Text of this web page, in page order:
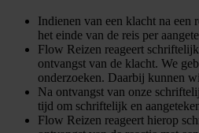
Indienen van een klacht na een
het einde van de reis per
Flow Reizen reageert
ontvangst van de klacht. We
onderzoeken. Daarbij kunnen
Na ontvangst van onze
tijd om schriftelijk en
Flow Reizen reageert hierop